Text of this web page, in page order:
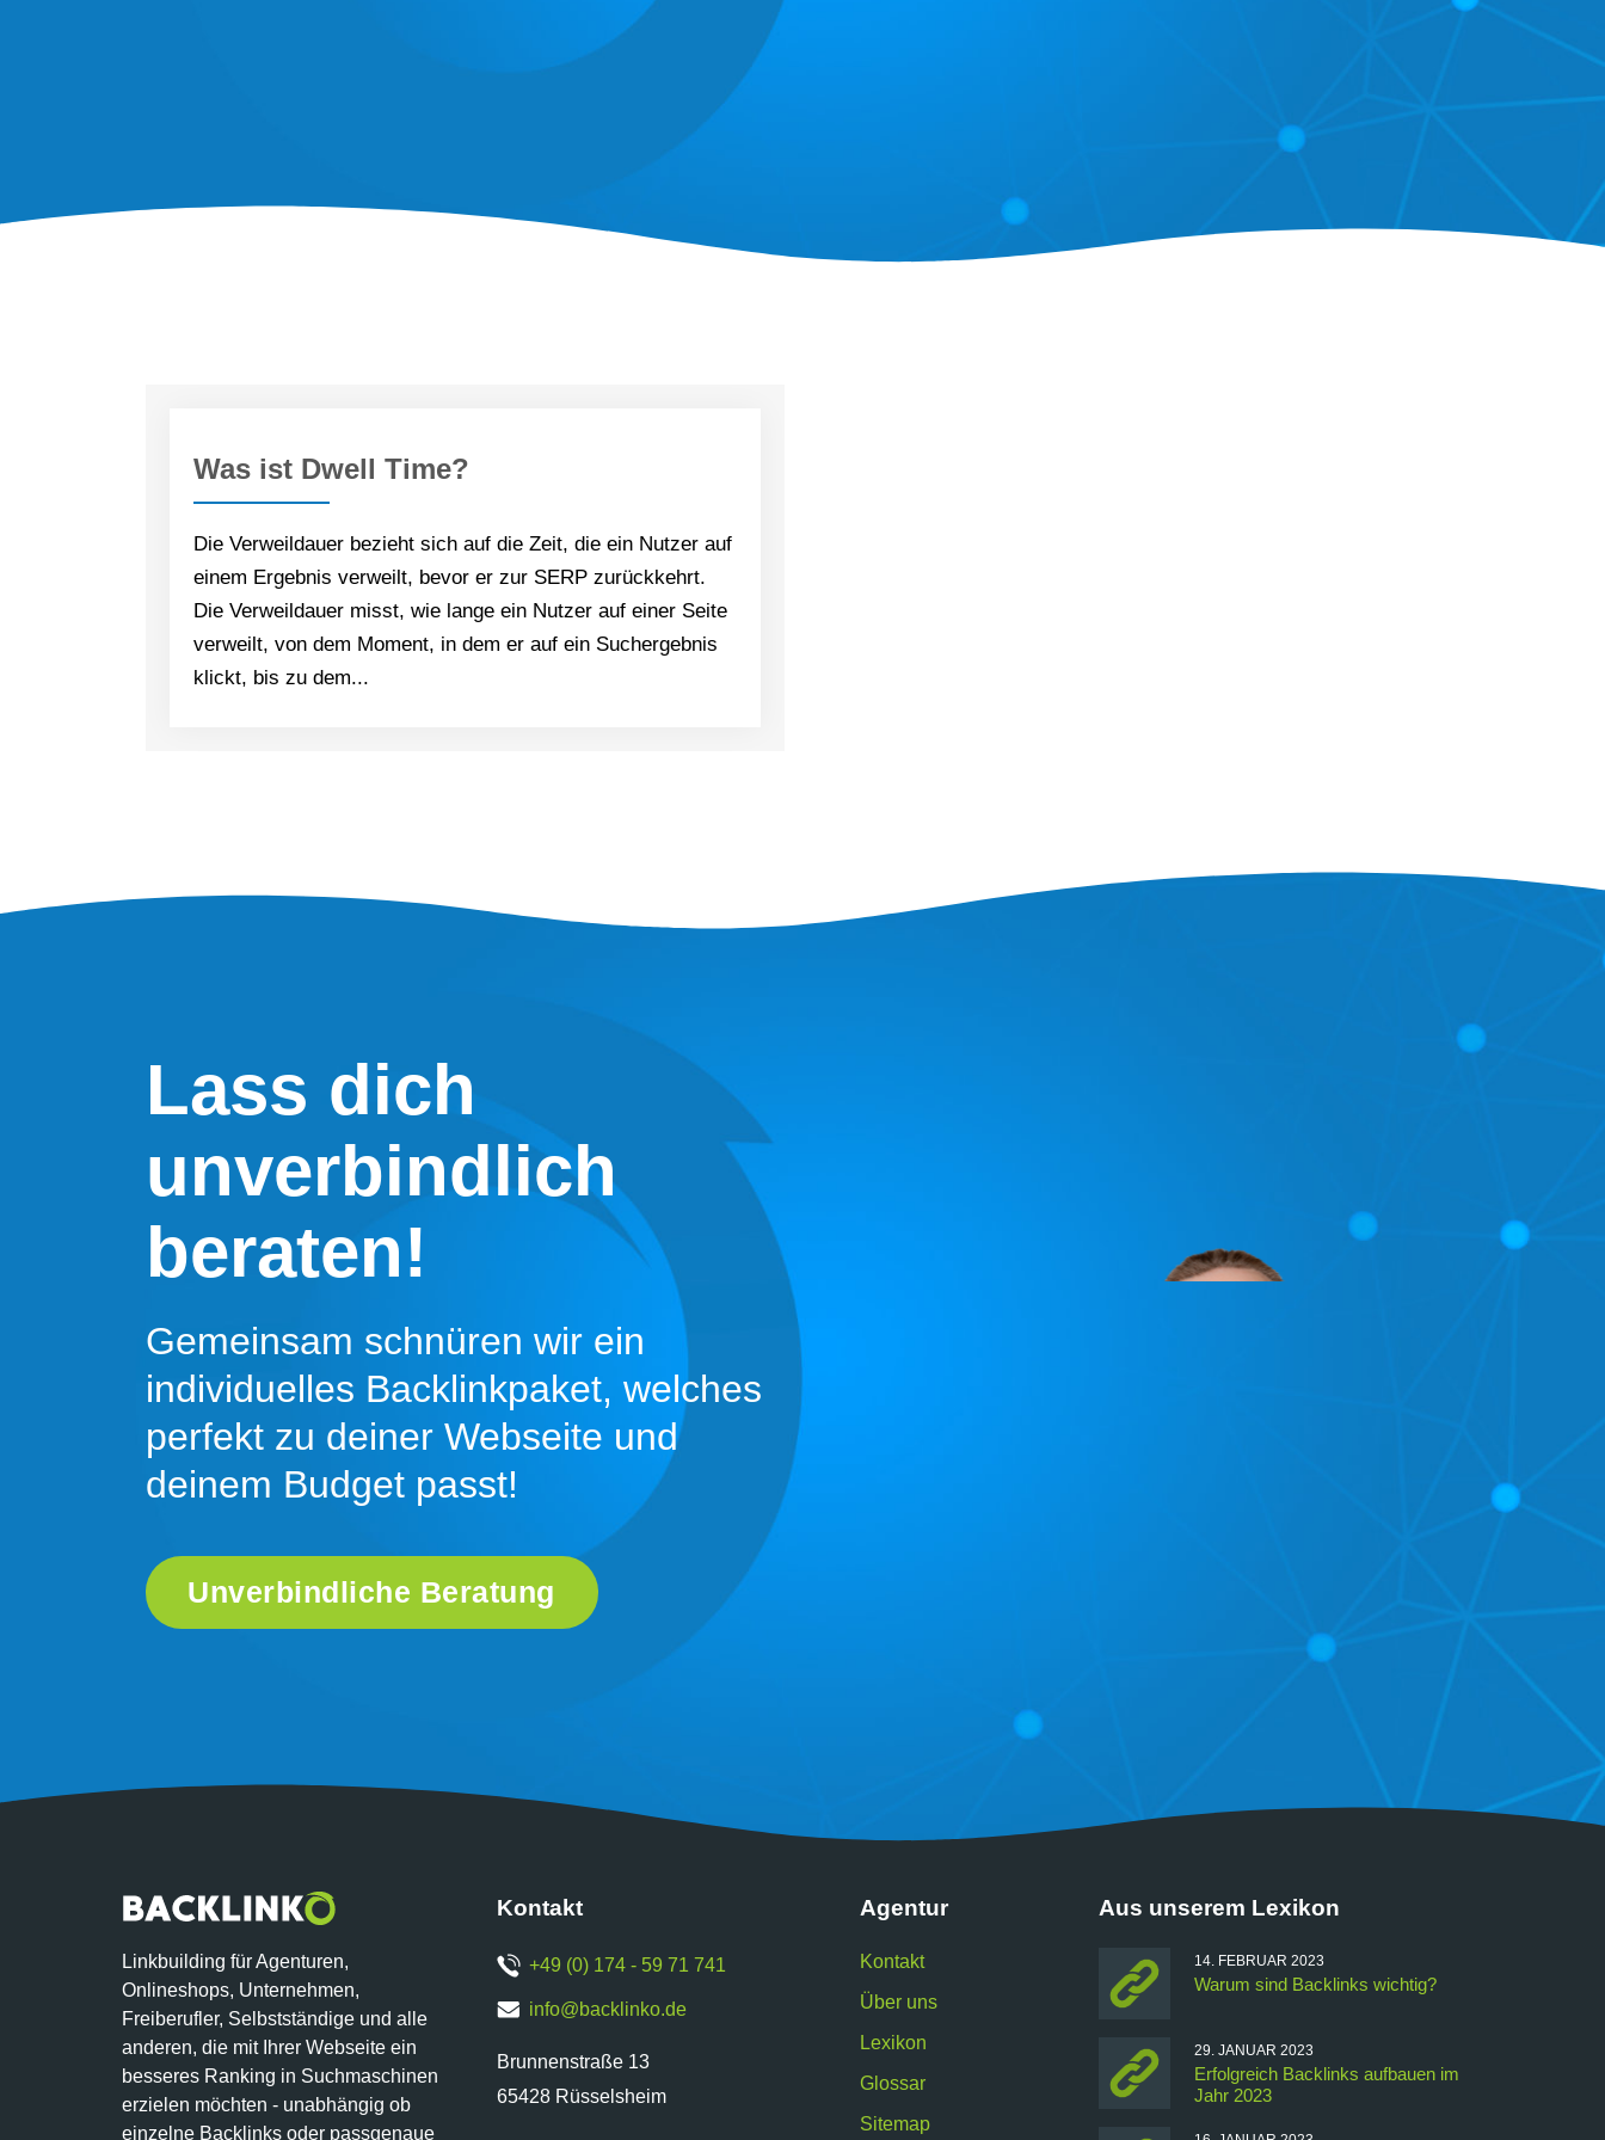
Was ist Dwell Time?
Die Verweildauer bezieht sich auf die Zeit, die ein Nutzer auf
einem Ergebnis verweilt, bevor er zur SERP zurückkehrt.
Die Verweildauer misst, wie lange ein Nutzer auf einer Seite
verweilt, von dem Moment, in dem er auf ein Suchergebnis
klickt, bis zu dem...
Lass dich
unverbindlich
beraten!
Gemeinsam schnüren wir ein
individuelles Backlinkpaket, welches
perfekt zu deiner Webseite und
deinem Budget passt!
Unverbindliche Beratung
Linkbuilding für Agenturen,
Onlineshops, Unternehmen,
Freiberufler, Selbstständige und alle
anderen, die mit Ihrer Webseite ein
besseres Ranking in Suchmaschinen
erzielen möchten - unabhängig ob
einzelne Backlinks oder passgenaue
Kontakt
+49 (0) 174 - 59 71 741
info@backlinko.de
Brunnenstraße 13
65428 Rüsselsheim
Agentur
Kontakt
Über uns
Lexikon
Glossar
Sitemap
Aus unserem Lexikon
14. FEBRUAR 2023
Warum sind Backlinks wichtig?
29. JANUAR 2023
Erfolgreich Backlinks aufbauen im
Jahr 2023